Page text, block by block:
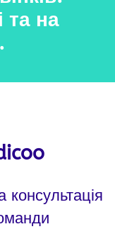
та на
консультація